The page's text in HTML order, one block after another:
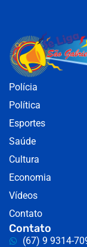
Polícia
Política
Esportes
Saúde
Cultura
Economia
Vídeos
Contato
Contato
(67) 9 9314-